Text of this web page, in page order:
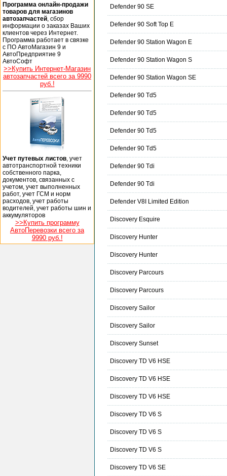
Программа онлайн-продажи
товаров для магазинов
автозапчастей , сбор
информации о заказах Ваших
клиентов через Интернет.
Программа работает в связке
с ПО АвтоМагазин 9 и
АвтоПредприятие 9
АвтоСофт
>>Купить Интернет-Магазин
автозапчастей всего за 9990
руб.!
Учет путевых листов , учет
автотранспортной техники
собственного парка,
документов, связанных с
учетом, учет выполненных
работ, учет ГСМ и норм
расходов, учет работы
водителей, учет работы шин и
аккумуляторов
>>Купить программу
АвтоПеревозки всего за
9990 руб.!
Defender 90 SE
Defender 90 Soft Top E
Defender 90 Station Wagon E
Defender 90 Station Wagon S
Defender 90 Station Wagon SE
Defender 90 Td5
Defender 90 Td5
Defender 90 Td5
Defender 90 Td5
Defender 90 Tdi
Defender 90 Tdi
Defender V8I Limited Edition
Discovery Esquire
Discovery Hunter
Discovery Hunter
Discovery Parcours
Discovery Parcours
Discovery Sailor
Discovery Sailor
Discovery Sunset
Discovery TD V6 HSE
Discovery TD V6 HSE
Discovery TD V6 HSE
Discovery TD V6 S
Discovery TD V6 S
Discovery TD V6 S
Discovery TD V6 SE